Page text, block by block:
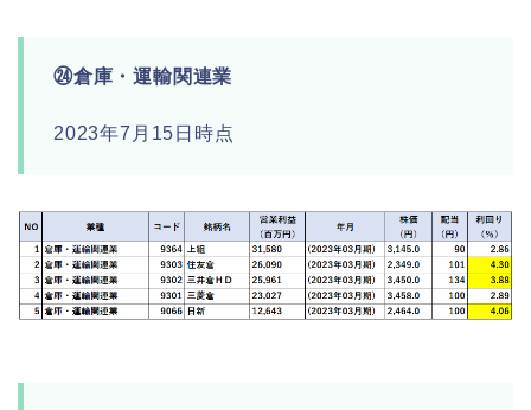
㉔倉庫・運輸関連業
2023年7月15日時点